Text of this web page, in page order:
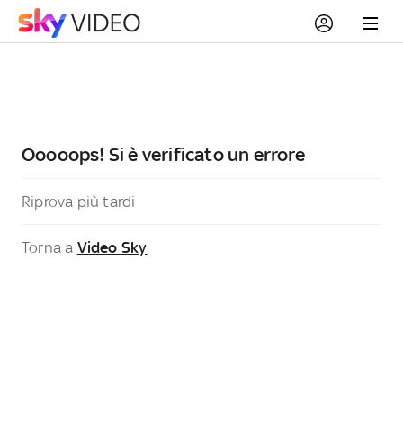
Ooooops! Si è verificato un errore
Riprova più tardi
Torna a Video Sky